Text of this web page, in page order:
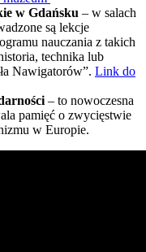
w Gdańsku – w salach
są lekcje
nauczania z takich
technika lub
Nawigatorów”. Link do
– to nowoczesna
pamięć o zwycięstwie
w Europie.